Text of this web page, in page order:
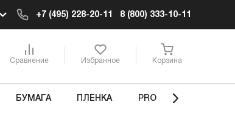
+7 (495) 228-20-11 8 (800) 333-10-11
Сравнение Избранное Корзина
БУМАГА ПЛЕНКА PRO